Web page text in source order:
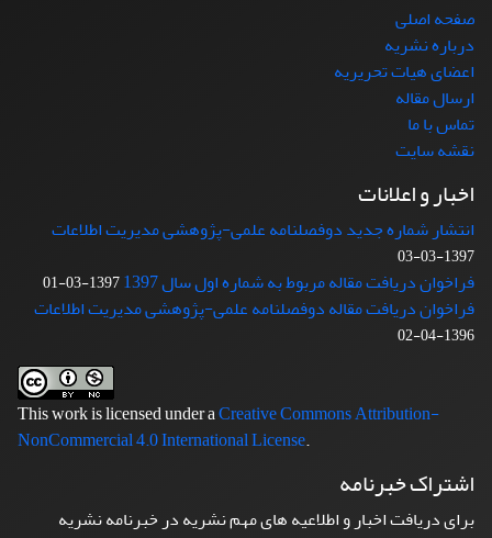
صفحه اصلی
درباره نشریه
اعضای هیات تحریریه
ارسال مقاله
تماس با ما
نقشه سایت
اخبار و اعلانات
انتشار شماره جدید دوفصلنامه علمی-پژوهشی مدیریت اطلاعات
1397-03-03
فراخوان دریافت مقاله مربوط به شماره اول سال 1397 1397-03-01
فراخوان دریافت مقاله دوفصلنامه علمی-پژوهشی مدیریت اطلاعات
1396-04-02
This work is licensed under aCreative Commons Attribution-
NonCommercial 4.0 International License.
اشتراک خبرنامه
برای دریافت اخبار و اطلاعیه های مهم نشریه در خبرنامه نشریه